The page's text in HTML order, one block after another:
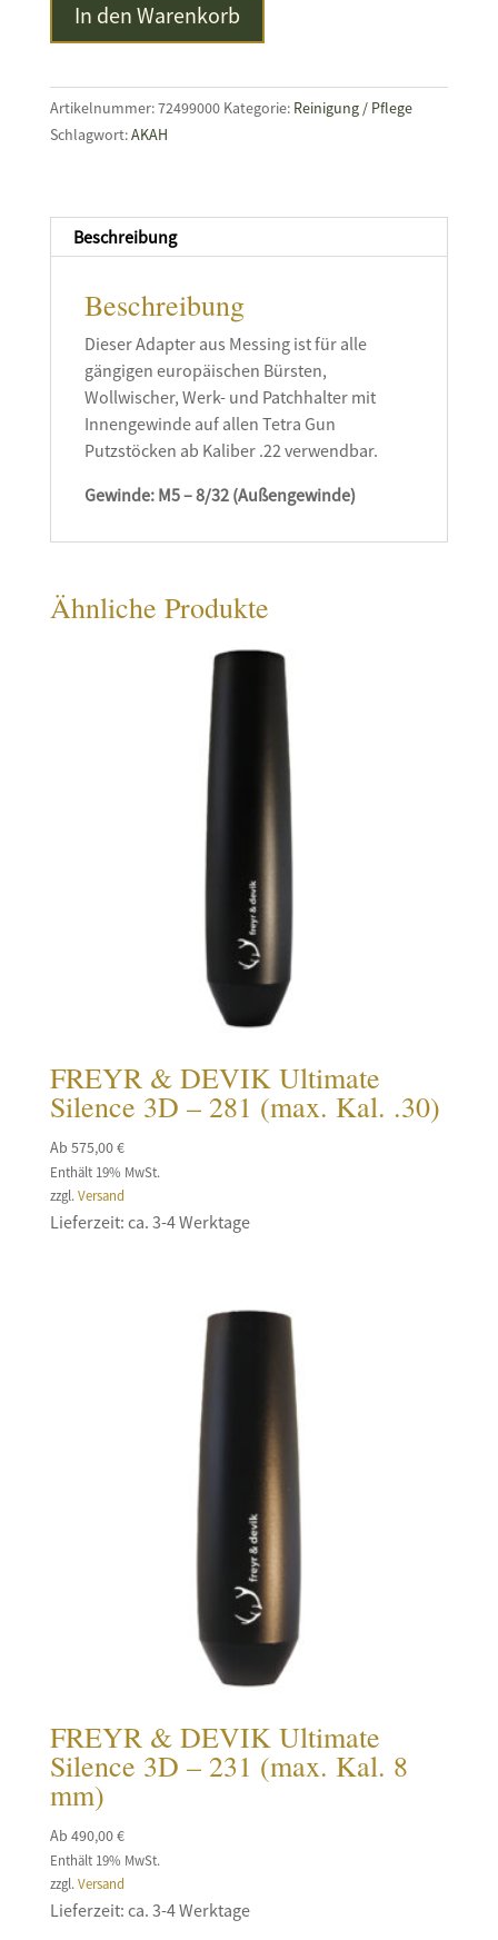
M5AG
für
TETRA
Menge
In den Warenkorb
Artikelnummer:72499000 Kategorie: Reinigung / Pflege
Schlagwort:AKAH
Beschreibung
Beschreibung
Dieser Adapter aus Messing ist für alle
gängigen europäischen Bürsten,
Wollwischer, Werk- und Patchhalter mit
Innengewinde auf allen Tetra Gun
Putzstöcken ab Kaliber .22 verwendbar.
Gewinde: M5 – 8/32 (Außengewinde)
Ähnliche Produkte
FREYR & DEVIK Ultimate
Silence 3D – 281 (max. Kal. .30)
Ab 575,00€
Enthält 19% MwSt.
zzgl. Versand
Lieferzeit: ca. 3-4 Werktage
FREYR & DEVIK Ultimate
Silence 3D – 231 (max. Kal. 8
mm)
Ab 490,00€
Enthält 19% MwSt.
zzgl.Versand
Lieferzeit: ca. 3-4 Werktage